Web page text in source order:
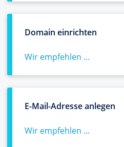
Domain einrichten
Wir empfehlen ...
E-Mail-Adresse anlegen
Wir empfehlen ...